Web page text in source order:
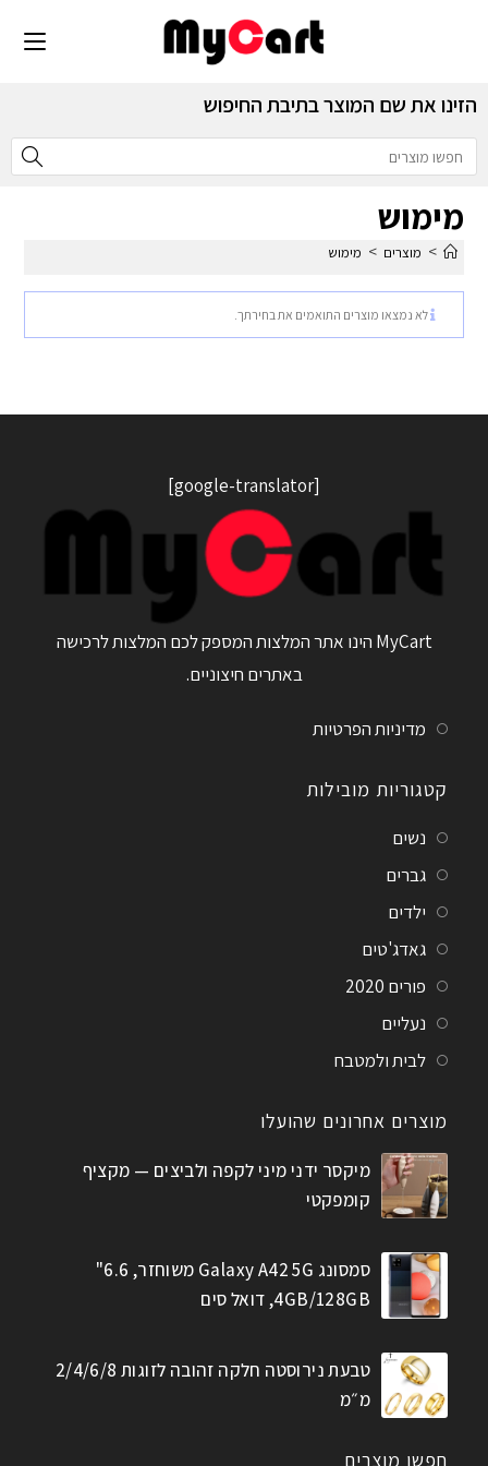
הזינו את שם המוצר בתיבת החיפוש
מימוש
> מוצרים > מימוש
לא נמצאו מוצרים התואמים את בחירתך.
[google-translator]
MyCart הינו אתר המלצות המספק לכם המלצות לרכישה
באתרים חיצוניים.
מדיניות הפרטיות
קטגוריות מובילות
נשים
גברים
ילדים
גאדג'טים
פורים 2020
נעליים
לבית ולמטבח
מוצרים אחרונים שהועלו
מיקסר ידני מיני לקפה ולביצים — מקציף
קומפקטי
סמסונג Galaxy A42 5G משוחזר, 6.6"
4GB/128GB, דואל סים
טבעת נירוסטה חלקה זהובה לזוגות 2/4/6/8
מ״מ
חפשו מוצרים